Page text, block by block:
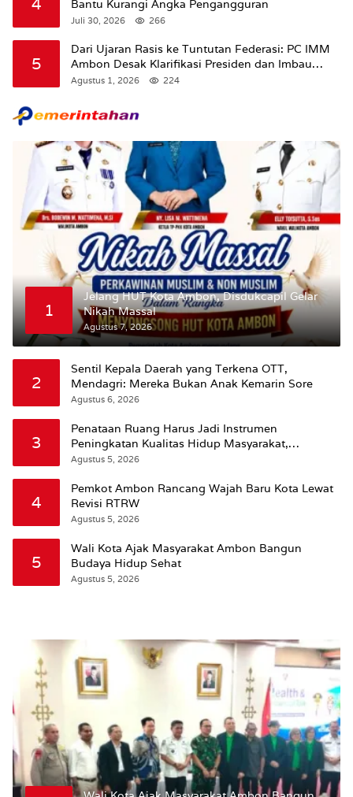
Bantu Kurangi Angka Pengangguran
Juli 30, 2026 266
5
Dari Ujaran Rasis ke Tuntutan Federasi: PC IMM
Ambon Desak Klarifikasi Presiden dan Imbau
Tunda Pengibaran Bendera Merah Putih Di
Agustus 1, 2026 224
1
Jelang HUT Kota Ambon, Disdukcapil Gelar
Nikah Massal
Agustus 7, 2026
2
Sentil Kepala Daerah yang Terkena OTT,
Mendagri: Mereka Bukan Anak Kemarin Sore
Agustus 6, 2026
3
Penataan Ruang Harus Jadi Instrumen
Peningkatan Kualitas Hidup Masyarakat,
Wattimena: Revisi RT-RW Ditetapkan Pemkot
Agustus 5, 2026
4
Pemkot Ambon Rancang Wajah Baru Kota Lewat
Revisi RTRW
Agustus 5, 2026
5
Wali Kota Ajak Masyarakat Ambon Bangun
Budaya Hidup Sehat
Agustus 5, 2026